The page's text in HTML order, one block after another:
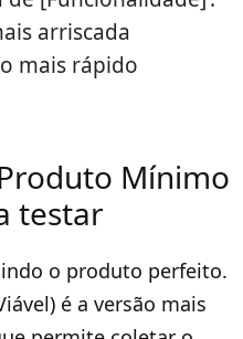
arriscada
mais rápido
Mínimo
testar
o produto perfeito.
é a versão mais